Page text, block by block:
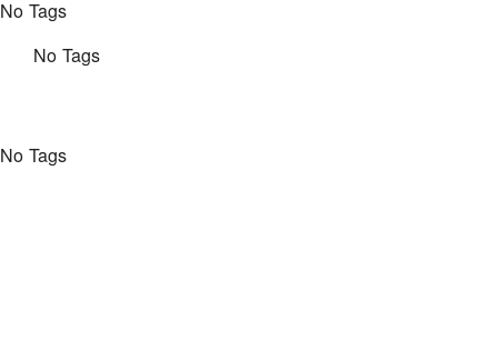
content
Skip
No Tags
No Tags
No Tags